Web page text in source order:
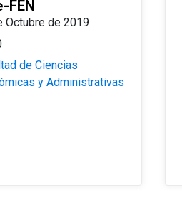
FEN
Octubre de 2019
de Ciencias
y Administrativas